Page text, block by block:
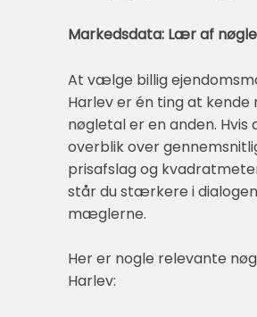
Markedsdata: Lær af
At vælge billig
Harlev er én ting at kende
nøgletal er en anden. Hvis
overblik over
prisafslag og
står du stærkere i
mæglerne.
Her er nogle relevante
Harlev: